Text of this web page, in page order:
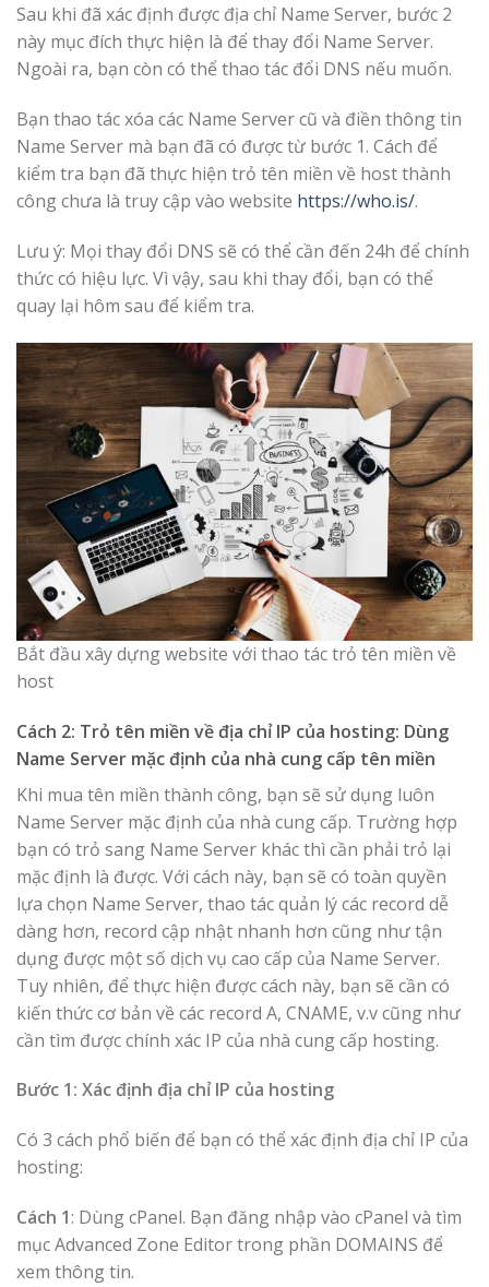
Sau khi đã xác định được địa chỉ Name Server, bước 2
này mục đích thực hiện là để thay đổi Name Server.
Ngoài ra, bạn còn có thể thao tác đổi DNS nếu muốn.
Bạn thao tác xóa các Name Server cũ và điền thông tin
Name Server mà bạn đã có được từ bước 1. Cách để
kiểm tra bạn đã thực hiện trỏ tên miền về host thành
công chưa là truy cập vào website https://who.is/.
Lưu ý: Mọi thay đổi DNS sẽ có thể cần đến 24h để chính
thức có hiệu lực. Vì vậy, sau khi thay đổi, bạn có thể
quay lại hôm sau để kiểm tra.
Bắt đầu xây dựng website với thao tác trỏ tên miền về
host
Cách 2: Trỏ tên miền về địa chỉ IP của hosting: Dùng
Name Server mặc định của nhà cung cấp tên miền
Khi mua tên miền thành công, bạn sẽ sử dụng luôn
Name Server mặc định của nhà cung cấp. Trường hợp
bạn có trỏ sang Name Server khác thì cần phải trỏ lại
mặc định là được. Với cách này, bạn sẽ có toàn quyền
lựa chọn Name Server, thao tác quản lý các record dễ
dàng hơn, record cập nhật nhanh hơn cũng như tận
dụng được một số dịch vụ cao cấp của Name Server.
Tuy nhiên, để thực hiện được cách này, bạn sẽ cần có
kiến thức cơ bản về các record A, CNAME, v.v cũng như
cần tìm được chính xác IP của nhà cung cấp hosting.
Bước 1: Xác định địa chỉ IP của hosting
Có 3 cách phổ biến để bạn có thể xác định địa chỉ IP của
hosting:
Cách 1: Dùng cPanel. Bạn đăng nhập vào cPanel và tìm
mục Advanced Zone Editor trong phần DOMAINS để
xem thông tin.